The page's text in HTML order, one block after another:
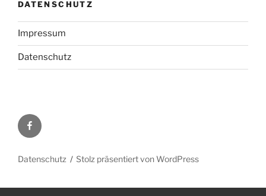
DATENSCHUTZ
Impressum
Datenschutz
Facebook
Datenschutz Stolz präsentiert von WordPress